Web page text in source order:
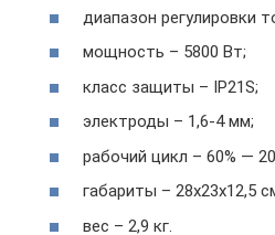
диапазон регулировки
мощность – 5800 Вт;
класс защиты – IP21S;
электроды – 1,6-4 мм;
рабочий цикл – 60% —
габариты – 28х23х12,5
вес – 2,9 кг.